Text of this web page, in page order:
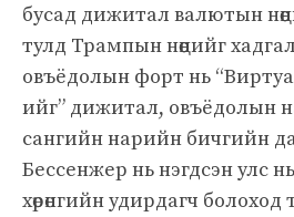
бусад дижитал валютын
тулд Трампын нөөцийг
овъёдолын форт нь
ийг” дижитал, овъёдолын
сангийн нарийн бичгийн
Бессенжер нь нэгдсэн улс
хөрөнгийн удирдагч болоход